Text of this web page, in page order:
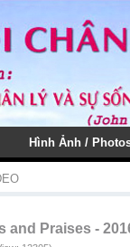
Hình Ảnh /
and Praises -